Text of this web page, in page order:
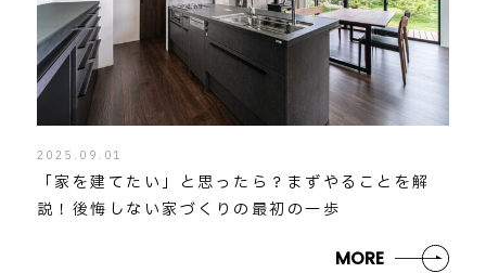
2025.09.01
「家を建てたい」と思ったら？まずやることを解
説！後悔しない家づくりの最初の一歩
MORE